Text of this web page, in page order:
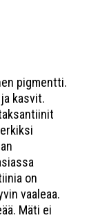
pigmentti.
kasvit.
on
vaaleaa.
Mäti ei